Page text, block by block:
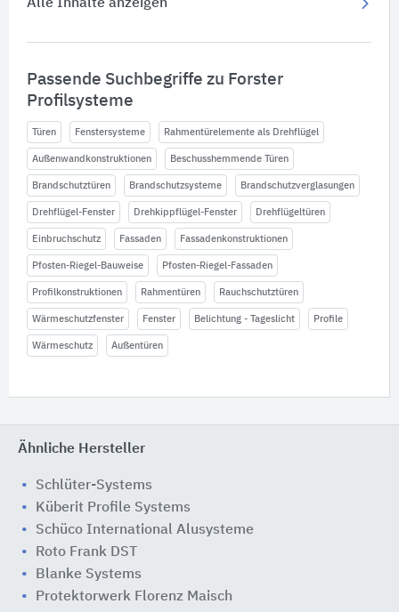
Alle Inhalte anzeigen
Passende Suchbegriffe zu Forster
Profilsysteme
Türen Fenstersysteme Rahmentürelemente als Drehflügel
Außenwandkonstruktionen Beschusshemmende Türen
Brandschutztüren Brandschutzsysteme Brandschutzverglasungen
Drehflügel-Fenster Drehkippflügel-Fenster Drehflügeltüren
Einbruchschutz Fassaden Fassadenkonstruktionen
Pfosten-Riegel-Bauweise Pfosten-Riegel-Fassaden
Profilkonstruktionen Rahmentüren Rauchschutztüren
Wärmeschutzfenster Fenster Belichtung - Tageslicht Profile
Wärmeschutz Außentüren
Ähnliche Hersteller
Schlüter-Systems
Küberit Profile Systems
Schüco International Alusysteme
Roto Frank DST
Blanke Systems
Protektorwerk Florenz Maisch